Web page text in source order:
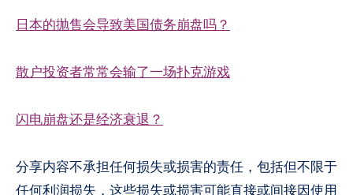
日本的抛售会导致美国债务崩盘吗？
散户投资者常常会输了一场扑克游戏
闪电崩盘还是经济衰退？
分享内容不承担任何损失或损害的责任，包括但不限于
任何利润损失，这些损失或损害可能直接或间接因使用